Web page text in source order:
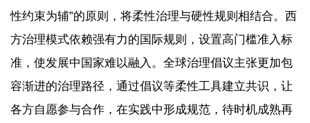
性约束为辅”的原则，将柔性治理与硬性规则相结合。西
方治理模式依赖强有力的国际规则，设置高门槛准入标
准，使发展中国家难以融入。全球治理倡议主张更加包
容渐进的治理路径，通过倡议等柔性工具建立共识，让
各方自愿参与合作，在实践中形成规范，待时机成熟再